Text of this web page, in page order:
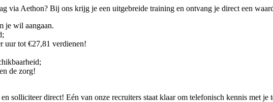
via Aethon? Bij ons krijg je een uitgebreide training en ontvang je direct een
je wil aangaan.
uur tot €27,81 verdienen!
de zorg!
solliciteer direct! Eén van onze recruiters staat klaar om telefonisch kennis met je